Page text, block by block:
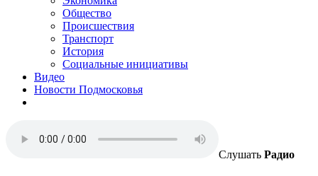
Общество
Происшествия
Транспорт
История
Социальные инициативы
Видео
Новости Подмосковья
Слушать Радио